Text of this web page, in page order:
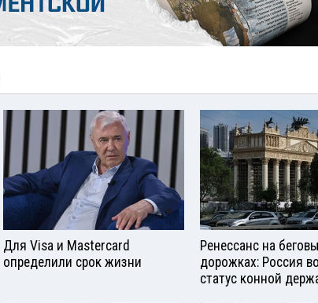
Для Visа и Mastercard
определили срок жизни
Ренессанс на
дорожках: Россия
статус конной